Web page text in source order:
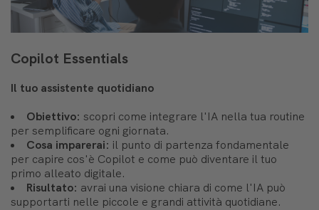
Copilot Essentials
Il tuo assistente quotidiano
Obiettivo: scopri come integrare l'IA nella tua routine
per semplificare ogni giornata.
Cosa imparerai: il punto di partenza fondamentale
per capire cos'è Copilot e come può diventare il tuo
primo alleato digitale.
Risultato: avrai una visione chiara di come l'IA può
supportarti nelle piccole e grandi attività quotidiane.